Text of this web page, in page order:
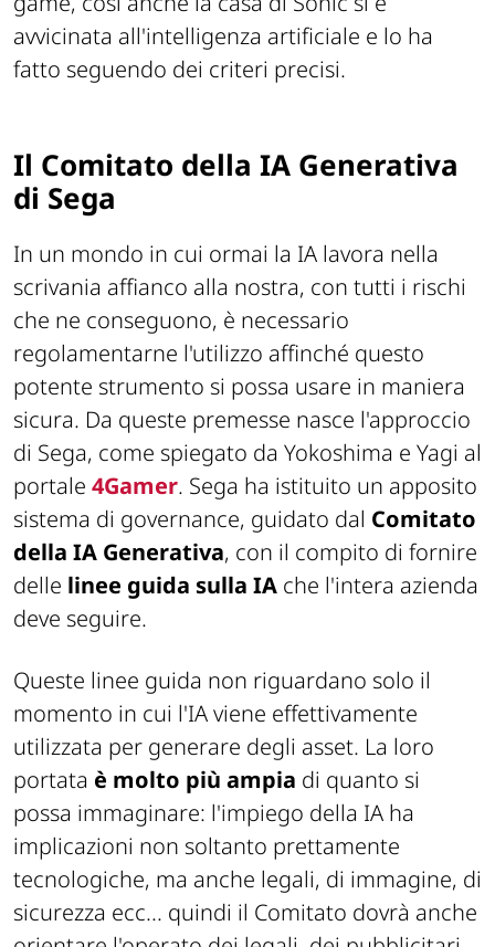
avvicinata all'intelligenza artificiale e lo ha
fatto seguendo dei criteri precisi.
Il Comitato della IA Generativa
di Sega
In un mondo in cui ormai la IA lavora nella
scrivania affianco alla nostra, con tutti i rischi
che ne conseguono, è necessario
regolamentarne l'utilizzo affinché questo
potente strumento si possa usare in maniera
sicura. Da queste premesse nasce l'approccio
di Sega, come spiegato da Yokoshima e Yagi al
portale 4Gamer. Sega ha istituito un apposito
sistema di governance, guidato dal Comitato
della IA Generativa, con il compito di fornire
delle linee guida sulla IA che l'intera azienda
deve seguire.
Queste linee guida non riguardano solo il
momento in cui l'IA viene effettivamente
utilizzata per generare degli asset. La loro
portata è molto più ampia di quanto si
possa immaginare: l'impiego della IA ha
implicazioni non soltanto prettamente
tecnologiche, ma anche legali, di immagine, di
sicurezza ecc... quindi il Comitato dovrà anche